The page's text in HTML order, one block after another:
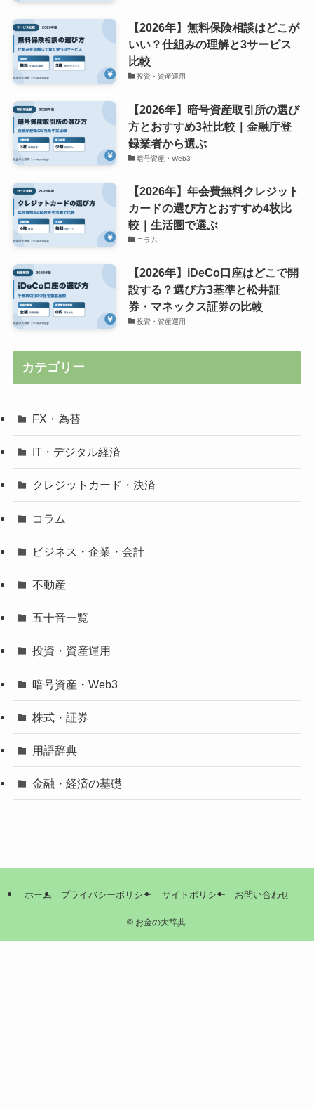
【2026年】無料保険相談はどこが
いい？仕組みの理解と3サービス
比較
投資・資産運用
【2026年】暗号資産取引所の選び
方とおすすめ3社比較｜金融庁登
録業者から選ぶ
暗号資産・Web3
【2026年】年会費無料クレジット
カードの選び方とおすすめ4枚比
較｜生活圏で選ぶ
コラム
【2026年】iDeCo口座はどこで開
設する？選び方3基準と松井証
券・マネックス証券の比較
投資・資産運用
カテゴリー
FX・為替
IT・デジタル経済
クレジットカード・決済
コラム
ビジネス・企業・会計
不動産
五十音一覧
投資・資産運用
暗号資産・Web3
株式・証券
用語辞典
金融・経済の基礎
ホーム プライバシーポリシー サイトポリシー お問い合わせ
©お金の大辞典.